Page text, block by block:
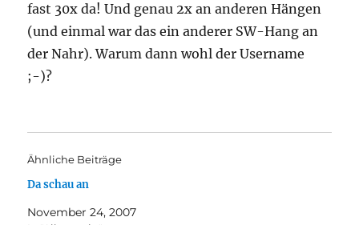
fast 30x da! Und genau 2x an anderen Hängen
(und einmal war das ein anderer SW-Hang an
der Nahr). Warum dann wohl der Username
;-)?
Ähnliche Beiträge
Da schau an
November 24, 2007